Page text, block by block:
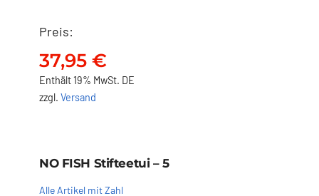
Preis:
37,95 €
Enthält 19% MwSt. DE
zzgl. Versand
NO FISH Stifteetui – 5
Alle Artikel mit Zahl